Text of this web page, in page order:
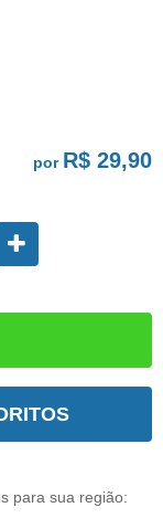
por R$ 29,90
para sua região: